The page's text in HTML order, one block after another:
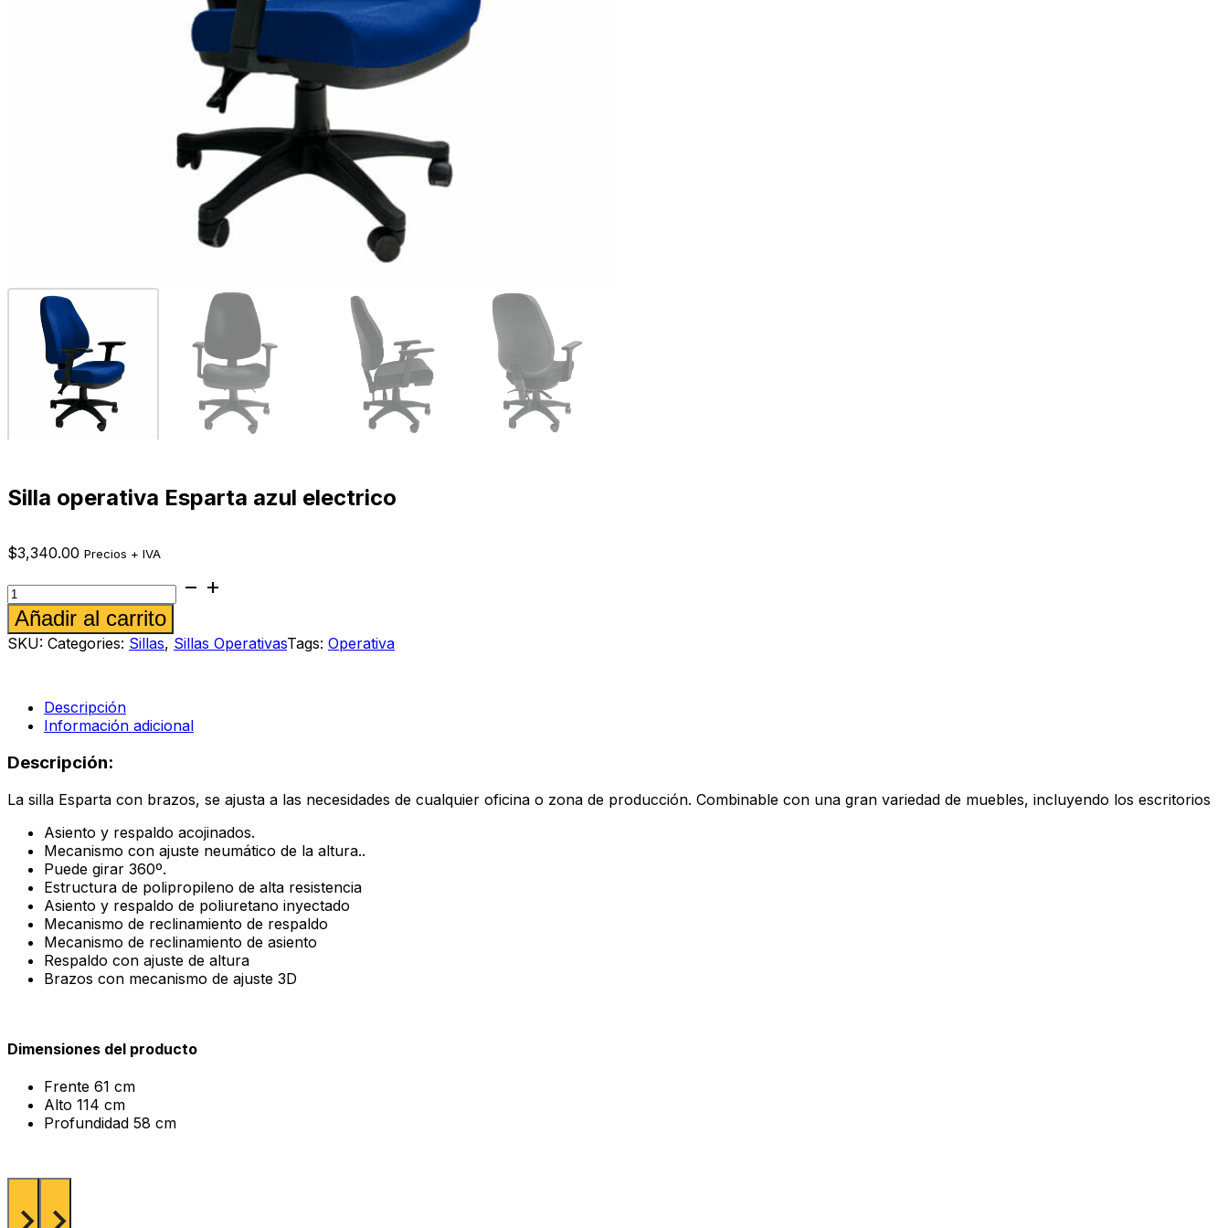
Silla operativa Esparta azul electrico
$3,340.00 Precios + IVA
Silla
operativa
Esparta
azul
electrico
Añadir al carrito
SKU: Categories: Sillas, Sillas OperativasTags: Operativa
Descripción
Información adicional
Descripción:
La silla Esparta con brazos, se ajusta a las necesidades de cualquier oficina o zona de producción. Combinable con una gran variedad de muebles, incluyendo los escritorios
Asiento y respaldo acojinados.
Mecanismo con ajuste neumático de la altura..
Puede girar 360º.
Estructura de polipropileno de alta resistencia
Asiento y respaldo de poliuretano inyectado
Mecanismo de reclinamiento de respaldo
Mecanismo de reclinamiento de asiento
Respaldo con ajuste de altura
Brazos con mecanismo de ajuste 3D
Dimensiones del producto
Frente 61 cm
Alto 114 cm
Profundidad 58 cm